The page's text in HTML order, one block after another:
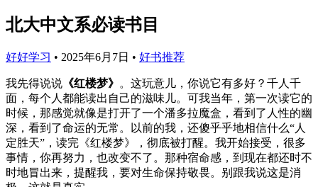
北大中文系必读书目
好好学习 • 2025年6月7日 • 好书推荐
我先得说说 《红楼梦》 。这玩意儿，你说它有多好？千人千
面，每个人都能读出自己的滋味儿。可我当年，第一次读它的
时候，那感觉就像是打开了一个潘多拉魔盒，看到了人性的幽
深，看到了命运的无常。以前的我，还傻乎乎地相信什么“人
定胜天”，读完《红楼梦》，彻底被打醒。我开始接受，很多
事情，你再努力，也改变不了。那种宿命感，到现在都还时不
时地冒出来，提醒我，要对生命保持敬畏。别跟我说这是消